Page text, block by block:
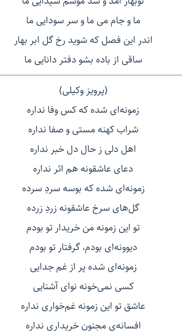
ما و جام می ما و سر سودایی ما
اندر این فصل که شوید رخ گل ابر بهار
ساقی از باده بشو دفتر دانایی ما
(پرویز وکیلی)
زمونه‌ای شده که کس وفا نداره
شراب کهنه مستی و صفا نداره
اهل دلی ز حال دل خبر نداره
دعای عاشقونه هم اثر نداره
زمونه‌ای شده که بوسه سردِ سرده
گل‌های سرخ عاشقونه زردِ زرده
تو این زمونه من خریدار تو بودم
دیوونه‌ای بودم، گرفتار تو بودم
زمونه‌ای شده پر از غم جدایی
کسی نمی‌خونه نوای آشنایی
عاشق تو این زمونه غم‌خواری نداره
افسانه‌ی مجنون خریداری نداره